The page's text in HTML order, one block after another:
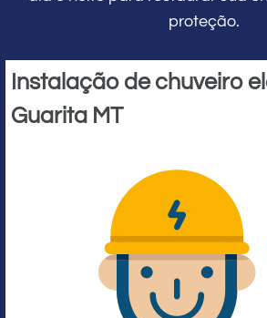
proteção.
Instalação de chuveiro
Guarita MT